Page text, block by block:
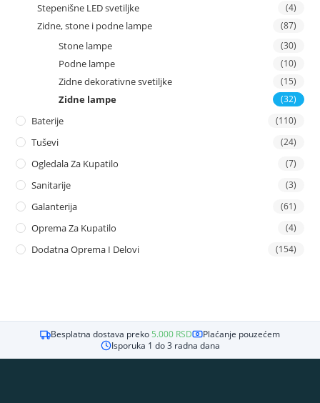
Stepenišne LED svetiljke (4)
Zidne, stone i podne lampe (87)
Stone lampe (30)
Podne lampe (10)
Zidne dekorativne svetiljke (15)
Zidne lampe (32)
Baterije (110)
Tuševi (24)
Ogledala Za Kupatilo (7)
Sanitarije (3)
Galanterija (61)
Oprema Za Kupatilo (4)
Dodatna Oprema I Delovi (154)
Besplatna dostava preko 5.000 RSD
Plaćanje pouzećem
Isporuka 1 do 3 radna dana